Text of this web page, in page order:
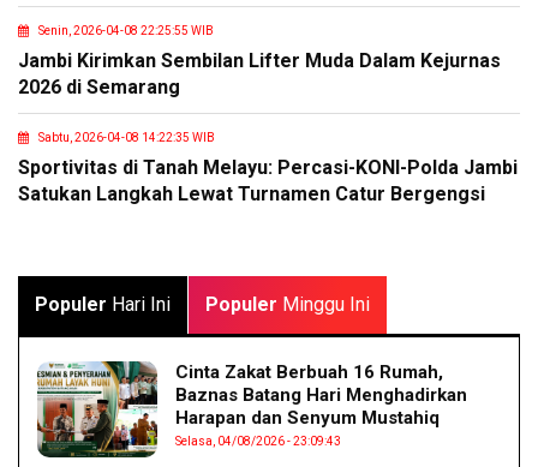
Senin, 2026-04-08 22:25:55 WIB
Jambi Kirimkan Sembilan Lifter Muda Dalam Kejurnas
2026 di Semarang
Sabtu, 2026-04-08 14:22:35 WIB
Sportivitas di Tanah Melayu: Percasi-KONI-Polda Jambi
Satukan Langkah Lewat Turnamen Catur Bergengsi
Populer Hari Ini Populer Minggu Ini
Cinta Zakat Berbuah 16 Rumah,
Baznas Batang Hari Menghadirkan
Harapan dan Senyum Mustahiq
Selasa, 04/08/2026 - 23:09:43